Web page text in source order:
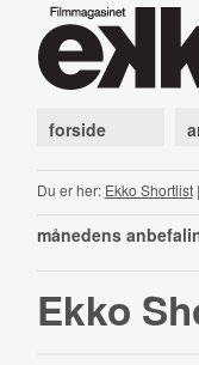
forside
Du er her: Ekko Shortlist|
månedens
Ekko